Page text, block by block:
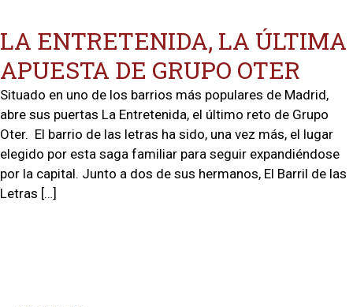
LA ENTRETENIDA, LA ÚLTIMA
APUESTA DE GRUPO OTER
Situado en uno de los barrios más populares de Madrid,
abre sus puertas La Entretenida, el último reto de Grupo
Oter. El barrio de las letras ha sido, una vez más, el lugar
elegido por esta saga familiar para seguir expandiéndose
por la capital. Junto a dos de sus hermanos, El Barril de las
Letras […]